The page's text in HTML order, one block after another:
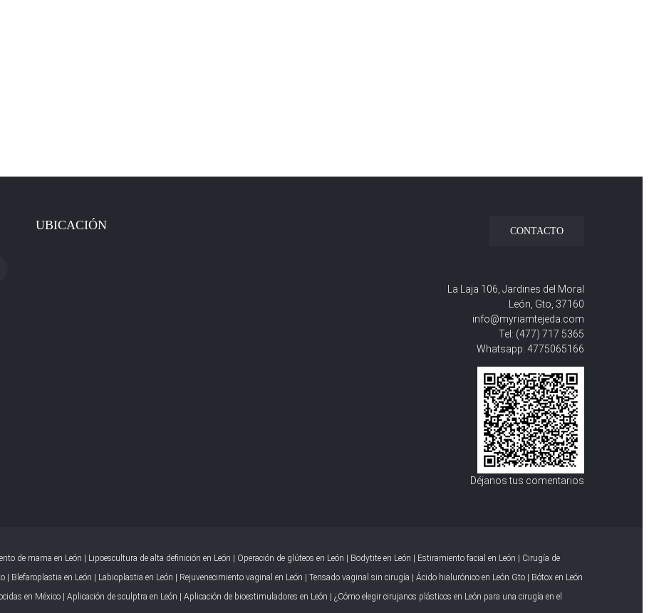
UBICACIÓN CONTACTO
La Laja 106, Jardines del Moral
León, Gto, 37160
info@myriamtejeda.com
Tel: (477) 717 5365
Whatsapp: 4775065166
Déjanos tus comentarios
de mama en León Lipoescultura de alta definición en León Operación de glúteos en León Bodytite en León Estiramiento facial en León
Cirugía de
| Blefaroplastia en León Labioplastia en León Rejuvenecimiento vaginal en León Tensado vaginal sin cirugía Ácido hialurónico en León Gto|
Bótox en León
en México| Aplicación de sculptra en León Aplicación de bioestimuladores en León
¿Cómo elegir cirujanos plásticos en León para una cirugía en el